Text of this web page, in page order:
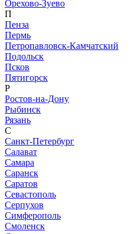
Орехово-Зуево
П
Пенза
Пермь
Петропавловск-Камчатский
Подольск
Псков
Пятигорск
Р
Ростов-на-Дону
Рыбинск
Рязань
С
Санкт-Петербург
Салават
Самара
Саранск
Саратов
Севастополь
Серпухов
Симферополь
Смоленск